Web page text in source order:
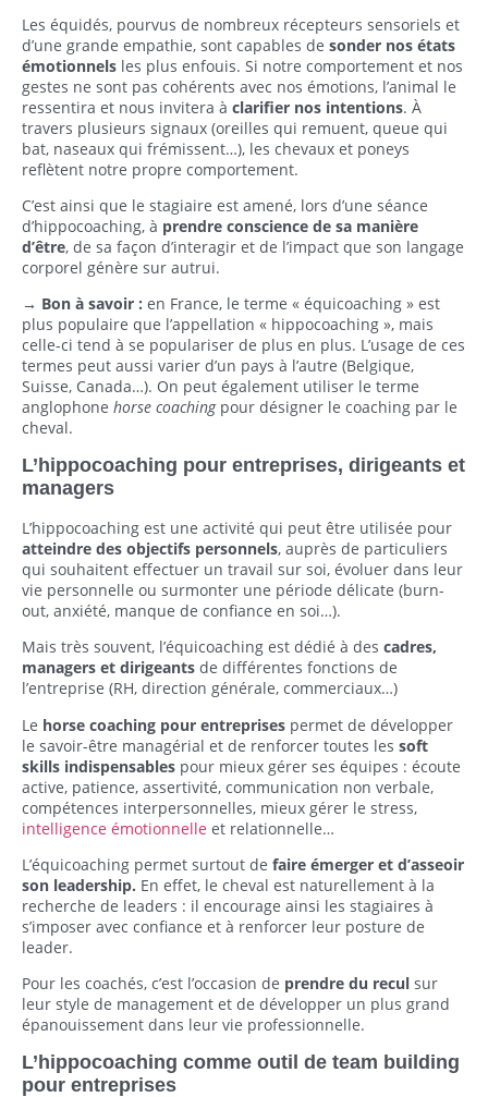
Les équidés, pourvus de nombreux récepteurs sensoriels et
d’une grande empathie, sont capables de sonder nos états
émotionnels les plus enfouis. Si notre comportement et nos
gestes ne sont pas cohérents avec nos émotions, l’animal le
ressentira et nous invitera à clarifier nos intentions. À
travers plusieurs signaux (oreilles qui remuent, queue qui
bat, naseaux qui frémissent…), les chevaux et poneys
reflètent notre propre comportement.
C’est ainsi que le stagiaire est amené, lors d’une séance
d’hippocoaching, à prendre conscience de sa manière
d’être, de sa façon d’interagir et de l’impact que son langage
corporel génère sur autrui.
→ Bon à savoir : en France, le terme « équicoaching » est
plus populaire que l’appellation « hippocoaching », mais
celle-ci tend à se populariser de plus en plus. L’usage de ces
termes peut aussi varier d’un pays à l’autre (Belgique,
Suisse, Canada…). On peut également utiliser le terme
anglophone horse coachingpour désigner le coaching par le
cheval.
L’hippocoaching pour entreprises, dirigeants et
managers
L’hippocoaching est une activité qui peut être utilisée pour
atteindre des objectifs personnels, auprès de particuliers
qui souhaitent effectuer un travail sur soi, évoluer dans leur
vie personnelle ou surmonter une période délicate (burn-
out, anxiété, manque de confiance en soi…).
Mais très souvent, l’équicoaching est dédié à des cadres,
managers et dirigeants de différentes fonctions de
l’entreprise (RH, direction générale, commerciaux…)
Le horse coaching pour entreprises permet de développer
le savoir-être managérial et de renforcer toutes les soft
skills indispensables pour mieux gérer ses équipes : écoute
active, patience, assertivité, communication non verbale,
compétences interpersonnelles, mieux gérer le stress,
intelligence émotionnelle et relationnelle…
L’équicoaching permet surtout de faire émerger et d’asseoir
son leadership. En effet, le cheval est naturellement à la
recherche de leaders : il encourage ainsi les stagiaires à
s’imposer avec confiance et à renforcer leur posture de
leader.
Pour les coachés, c’est l’occasion de prendre du recul sur
leur style de management et de développer un plus grand
épanouissement dans leur vie professionnelle.
L’hippocoaching comme outil de team building
pour entreprises